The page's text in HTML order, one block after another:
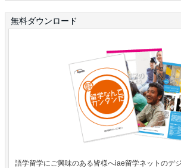
無料ダウンロード
語学留学にご興味のある皆様へiae留学ネットのデ